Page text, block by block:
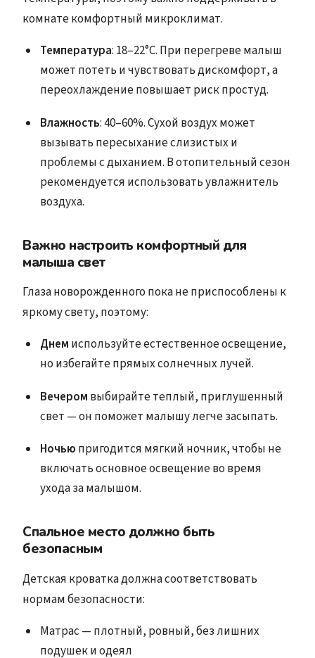
комнате комфортный микроклимат.
Температура: 18–22°C. При перегреве малыш
может потеть и чувствовать дискомфорт, а
переохлаждение повышает риск простуд.
Влажность: 40–60%. Сухой воздух может
вызывать пересыхание слизистых и
проблемы с дыханием. В отопительный сезон
рекомендуется использовать увлажнитель
воздуха.
Важно настроить комфортный для
малыша свет
Глаза новорожденного пока не приспособлены к
яркому свету, поэтому:
Днем используйте естественное освещение,
но избегайте прямых солнечных лучей.
Вечером выбирайте теплый, приглушенный
свет — он поможет малышу легче засыпать.
Ночью пригодится мягкий ночник, чтобы не
включать основное освещение во время
ухода за малышом.
Спальное место должно быть
безопасным
Детская кроватка должна соответствовать
нормам безопасности:
Матрас — плотный, ровный, без лишних
подушек и одеял